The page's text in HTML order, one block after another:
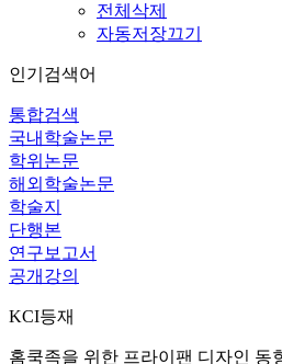
전체삭제
자동저장끄기
인기검색어
통합검색
국내학술논문
학위논문
해외학술논문
학술지
단행본
연구보고서
공개강의
KCI등재
홈쿡족을 위한 프라이팬 디자인 동